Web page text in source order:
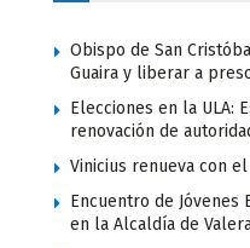
Obispo de San
Guaira y liberar a
Elecciones en la ULA:
renovación de
Vinicius renueva con
Encuentro de
en la Alcaldía de